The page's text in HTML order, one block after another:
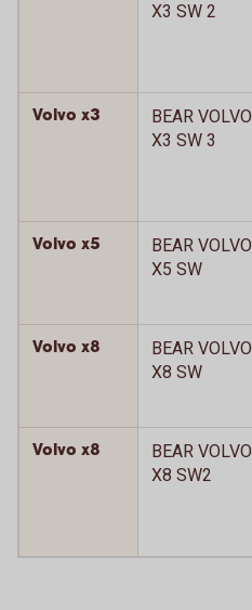
X3 SW 2
Volvo x3
BEAR VOLVO
X3 SW 3
Volvo x5
BEAR VOLVO
X5 SW
Volvo x8
BEAR VOLVO
X8 SW
Volvo x8
BEAR VOLVO
X8 SW2